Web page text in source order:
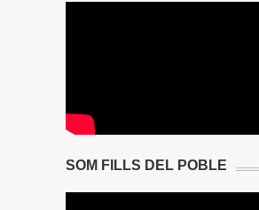
SOM FILLS DEL POBLE